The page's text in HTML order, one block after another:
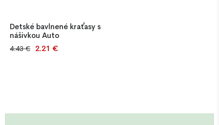
Detské bavlnené kraťasy s
nášivkou Auto
Nádherné bavlnené kraťasy
4.43 € 2.21 €